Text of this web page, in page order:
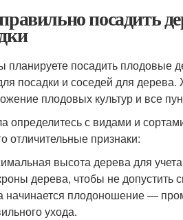
посадить
планируете посадить плодовые
посадки и соседей для дерева.
плодовых культур и все
определитесь с видами и
отличительные признаки:
высота дерева для
дерева, чтобы не допустить
начинается плодоношение —
ухода.